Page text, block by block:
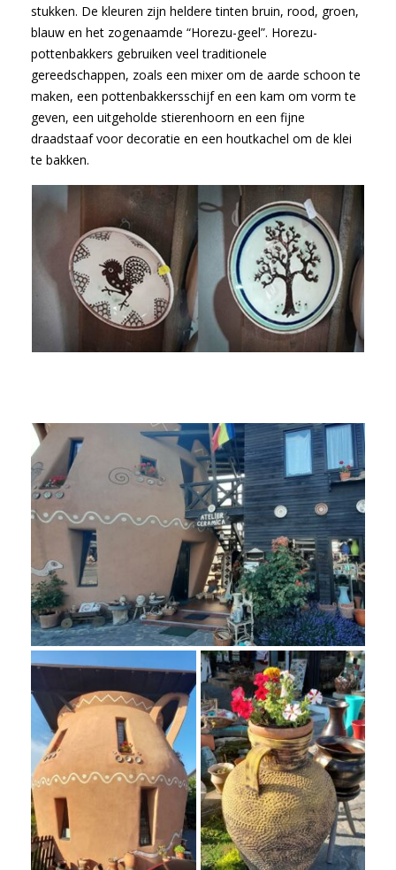
stukken. De kleuren zijn heldere tinten bruin, rood, groen,
blauw en het zogenaamde “Horezu-geel”. Horezu-
pottenbakkers gebruiken veel traditionele
gereedschappen, zoals een mixer om de aarde schoon te
maken, een pottenbakkersschijf en een kam om vorm te
geven, een uitgeholde stierenhoorn en een fijne
draadstaaf voor decoratie en een houtkachel om de klei
te bakken.